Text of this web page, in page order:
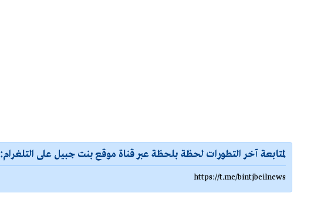
لمتابعة آخر التطورات لحظة بلحظة عبر قناة موقع بنت جبيل على التلغرام:
https://t.me/bintjbeilnews